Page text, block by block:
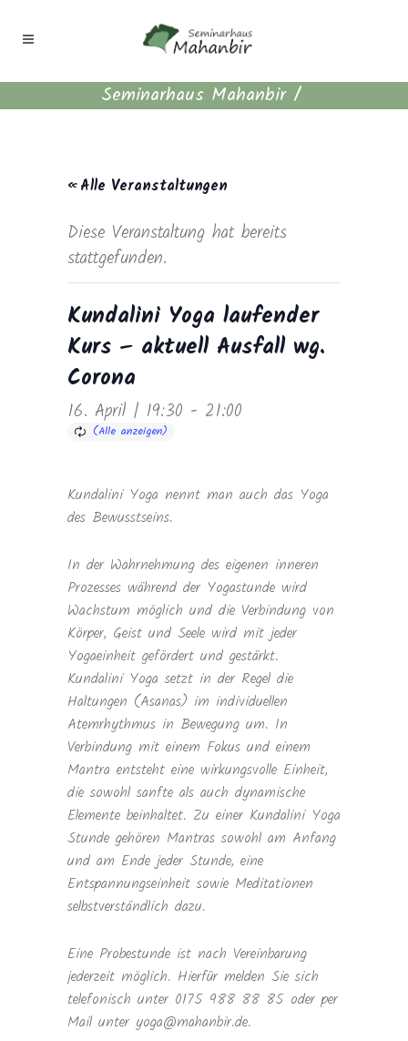
Seminarhaus Mahanbir/
« Alle Veranstaltungen
Diese Veranstaltung hat bereits
stattgefunden.
Kundalini Yoga laufender
Kurs – aktuell Ausfall wg.
Corona
16. April | 19:30 - 21:00
Kundalini Yoga nennt man auch das Yoga
des Bewusstseins.
In der Wahrnehmung des eigenen inneren
Prozesses während der Yogastunde wird
Wachstum möglich und die Verbindung von
Körper, Geist und Seele wird mit jeder
Yogaeinheit gefördert und gestärkt.
Kundalini Yoga setzt in der Regel die
Haltungen (Asanas) im individuellen
Atemrhythmus in Bewegung um. In
Verbindung mit einem Fokus und einem
Mantra entsteht eine wirkungsvolle Einheit,
die sowohl sanfte als auch dynamische
Elemente beinhaltet. Zu einer Kundalini Yoga
Stunde gehören Mantras sowohl am Anfang
und am Ende jeder Stunde, eine
Entspannungseinheit sowie Meditationen
selbstverständlich dazu.
Eine Probestunde ist nach Vereinbarung
jederzeit möglich. Hierfür melden Sie sich
telefonisch unter 0175 988 88 85 oder per
Mail unter yoga@mahanbir.de.